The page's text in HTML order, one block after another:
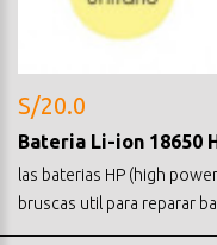
S/20.0
Bateria Li-ion 18650
las baterias HP (high
bruscas util para reparar